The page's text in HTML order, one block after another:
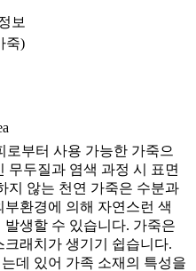
보
죽)
로부터 사용 가능한 가죽으
무두질과 염색 과정 시 표면
지 않는 천연 가죽은 수분과
부환경에 의해 자연스런 색
발생할 수 있습니다. 가죽은
크래치가 생기기 쉽습니다.
데 있어 가족 소재의 특성을